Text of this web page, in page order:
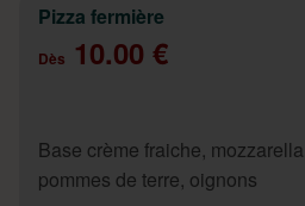
Pizza fermière
Dès 10.00 €
Base crème fraiche,
pommes de terre, oignons